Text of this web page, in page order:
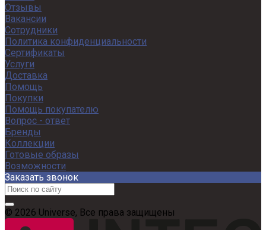
Отзывы
Вакансии
Сотрудники
Политика конфиденциальности
Сертификаты
Услуги
Доставка
Помощь
Покупки
Помощь покупателю
Вопрос - ответ
Бренды
Коллекции
Готовые образы
Возможности
Заказать звонок
© 2026 Universe, Все права защищены